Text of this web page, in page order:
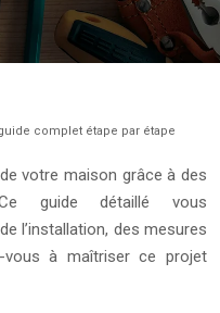
complet étape par étape
votre maison grâce à des
guide détaillé vous
l’installation, des mesures
vous à maîtriser ce projet